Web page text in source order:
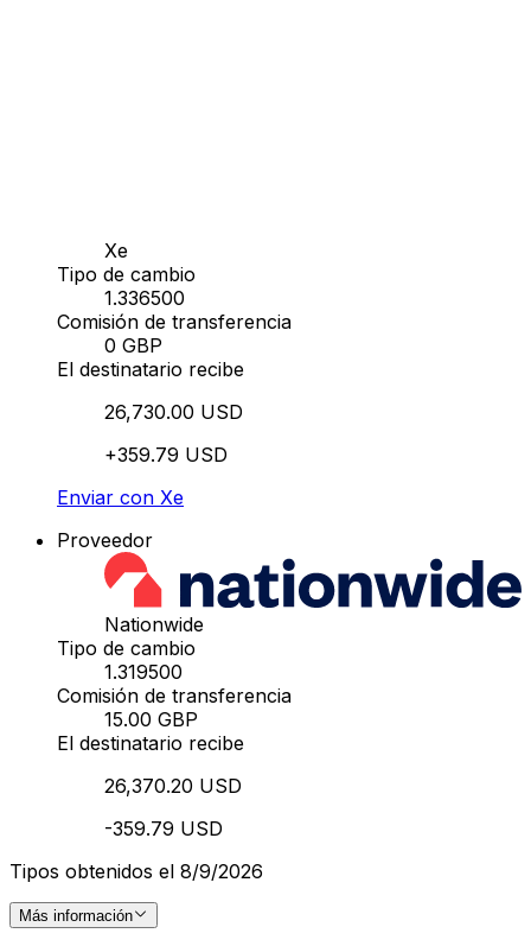
Xe
Tipo de cambio
1.336500
Comisión de transferencia
0 GBP
El destinatario recibe
26,730.00 USD
+359.79 USD
Enviar con Xe
Proveedor
Nationwide
Tipo de cambio
1.319500
Comisión de transferencia
15.00 GBP
El destinatario recibe
26,370.20 USD
-359.79 USD
Tipos obtenidos el 8/9/2026
Más información